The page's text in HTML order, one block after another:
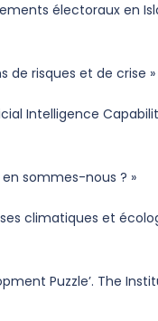
électoraux en
de risques et de crise »
Intelligence
en sommes-nous ? »
climatiques et
Puzzle’. The